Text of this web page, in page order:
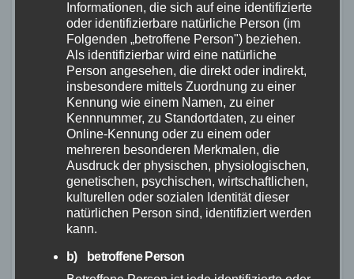
RETTUNGSDIENST
Containerbrand im
Industriegebiet Horhausen:
Feuerwehr verhindert
weitere Ausbreitung
7. AUG. 2026
FEUERWEHR NEUWIED POLIZEI RETTUNGSDIENST
Flächenbrand bei Oberdreis:
Feuerwehr verhindert
Übergreifen auf Waldgebiet
Informationen, die sich auf eine identifizierte
oder identifizierbare natürliche Person (im
Folgenden „betroffene Person") beziehen.
Als identifizierbar wird eine natürliche
Person angesehen, die direkt oder indirekt,
insbesondere mittels Zuordnung zu einer
Kennung wie einem Namen, zu einer
Kennnummer, zu Standortdaten, zu einer
Online-Kennung oder zu einem oder
mehreren besonderen Merkmalen, die
Ausdruck der physischen, physiologischen,
genetischen, psychischen, wirtschaftlichen,
kulturellen oder sozialen Identität dieser
natürlichen Person sind, identifiziert werden
kann.
b) betroffene Person